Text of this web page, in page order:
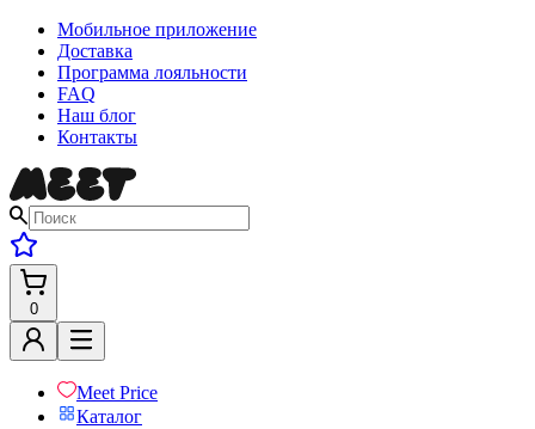
Мобильное приложение
Доставка
Программа лояльности
FAQ
Наш блог
Контакты
0
Meet Price
Каталог